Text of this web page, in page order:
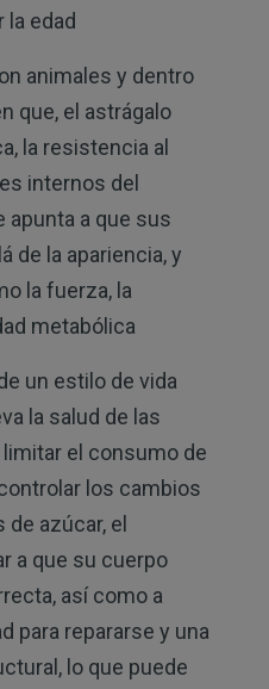
la edad
animales y dentro
que, el astrágalo
la resistencia al
internos del
apunta a que sus
de la apariencia, y
la fuerza, la
metabólica
un estilo de vida
la salud de las
el consumo de
los cambios
azúcar, el
a que su cuerpo
así como a
para repararse y una
lo que puede